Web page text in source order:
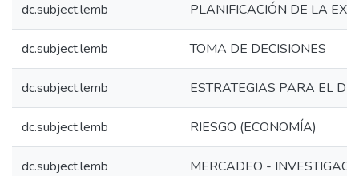
dc.subject.lemb PLANIFICACIÓN DE LA
dc.subject.lemb TOMA DE DECISIONES
dc.subject.lemb ESTRATEGIAS PARA EL
dc.subject.lemb RIESGO (ECONOMÍA)
dc.subject.lemb MERCADEO -